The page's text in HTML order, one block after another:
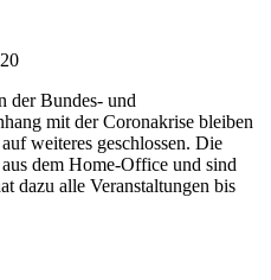
der Bundes- und
mit der Coronakrise bleiben
weiteres geschlossen. Die
dem Home-Office und sind
dazu alle Veranstaltungen bis